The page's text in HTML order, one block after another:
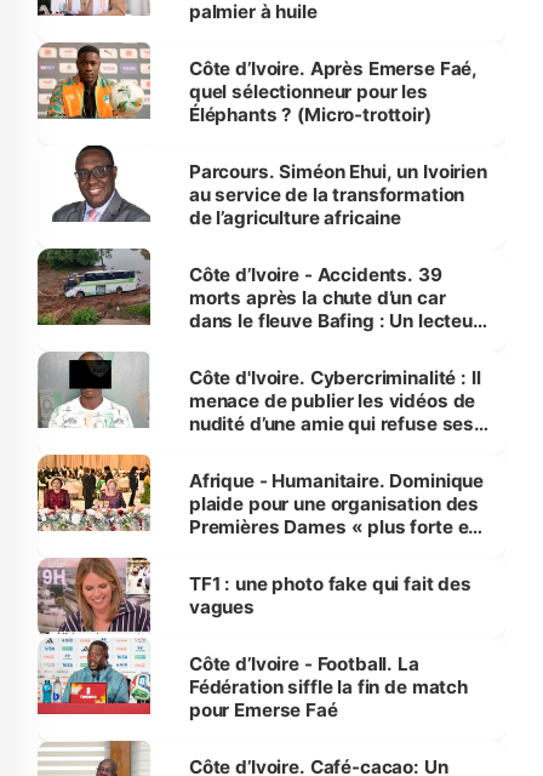
palmier à huile
Côte d’Ivoire. Après Emerse Faé,
quel sélectionneur pour les
Éléphants ? (Micro-trottoir)
Parcours. Siméon Ehui, un Ivoirien
au service de la transformation
de l’agriculture africaine
Côte d’Ivoire - Accidents. 39
morts après la chute d’un car
dans le fleuve Bafing : Un lecteur
des Transports
Côte d'Ivoire. Cybercriminalité : Il
menace de publier les vidéos de
nudité d’une amie qui refuse ses
Afrique - Humanitaire. Dominique
plaide pour une organisation des
Premières Dames « plus forte et
sur la scène internationale »
TF1 : une photo fake qui fait des
vagues
Côte d’Ivoire - Football. La
Fédération siffle la fin de match
pour Emerse Faé
Côte d’Ivoire. Café-cacao: Un